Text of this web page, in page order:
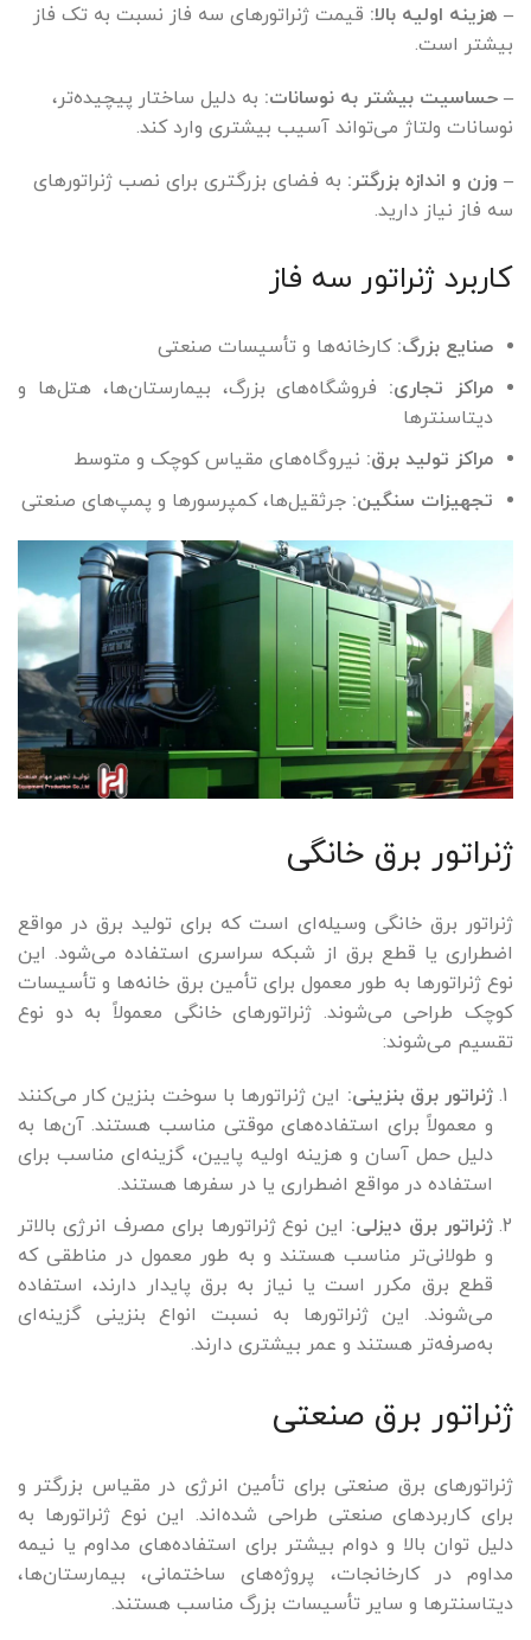
– هزینه اولیه بالا: قیمت ژنراتورهای سه فاز نسبت به تک فاز
بیشتر است.
– حساسیت بیشتر به نوسانات: به دلیل ساختار پیچیده‌تر،
نوسانات ولتاژ می‌تواند آسیب بیشتری وارد کند.
– وزن و اندازه بزرگتر: به فضای بزرگتری برای نصب ژنراتورهای
سه فاز نیاز دارید.
کاربرد ژنراتور سه فاز
صنایع بزرگ: کارخانه‌ها و تأسیسات صنعتی
مراکز تجاری: فروشگاه‌های بزرگ، بیمارستان‌ها، هتل‌ها و
دیتاسنترها
مراکز تولید برق: نیروگاه‌های مقیاس کوچک و متوسط
تجهیزات سنگین: جرثقیل‌ها، کمپرسورها و پمپ‌های صنعتی
ژنراتور برق خانگی
ژنراتور برق خانگی وسیله‌ای است که برای تولید برق در مواقع
اضطراری یا قطع برق از شبکه سراسری استفاده می‌شود. این
نوع ژنراتورها به طور معمول برای تأمین برق خانه‌ها و تأسیسات
کوچک طراحی می‌شوند. ژنراتورهای خانگی معمولاً به دو نوع
تقسیم می‌شوند:
ژنراتور برق بنزینی: این ژنراتورها با سوخت بنزین کار می‌کنند
و معمولاً برای استفاده‌های موقتی مناسب هستند. آن‌ها به
دلیل حمل آسان و هزینه اولیه پایین، گزینه‌ای مناسب برای
استفاده در مواقع اضطراری یا در سفرها هستند.
ژنراتور برق دیزلی: این نوع ژنراتورها برای مصرف انرژی بالاتر
و طولانی‌تر مناسب هستند و به طور معمول در مناطقی که
قطع برق مکرر است یا نیاز به برق پایدار دارند، استفاده
می‌شوند. این ژنراتورها به نسبت انواع بنزینی گزینه‌ای
به‌صرفه‌تر هستند و عمر بیشتری دارند.
ژنراتور برق صنعتی
ژنراتورهای برق صنعتی برای تأمین انرژی در مقیاس بزرگتر و
برای کاربردهای صنعتی طراحی شده‌اند. این نوع ژنراتورها به
دلیل توان بالا و دوام بیشتر برای استفاده‌های مداوم یا نیمه‌
مداوم در کارخانجات، پروژه‌های ساختمانی، بیمارستان‌ها،
دیتاسنترها و سایر تأسیسات بزرگ مناسب هستند.